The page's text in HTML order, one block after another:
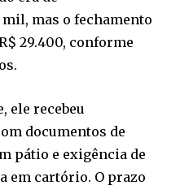
mas o fechamento
29.400, conforme
ele recebeu
documentos de
pátio e exigência de
em cartório. O prazo